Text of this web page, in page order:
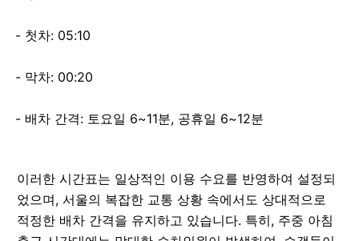
첫차: 05:10
막차: 00:20
배차 간격: 토요일 6~11분, 공휴일 6~12분
이러한 시간표는 일상적인 이용 수요를 반영하여 설정되
었으며, 서울의 복잡한 교통 상황 속에서도 상대적으로
적정한 배차 간격을 유지하고 있습니다. 특히, 주중 아침